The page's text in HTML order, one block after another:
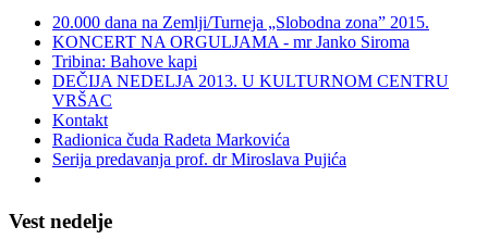
20.000 dana na Zemlji/Turneja „Slobodna zona” 2015.
KONCERT NA ORGULJAMA - mr Janko Siroma
Tribina: Bahove kapi
DEČIJA NEDELJA 2013. U KULTURNOM CENTRU
VRŠAC
Kontakt
Radionica čuda Radeta Markovića
Serija predavanja prof. dr Miroslava Pujića
Vest nedelje